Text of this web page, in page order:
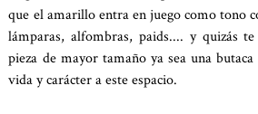
que el amarillo entra en juego como tono
lámparas, alfombras, paids.... y quizás
pieza de mayor tamaño ya sea una
vida y carácter a este espacio.